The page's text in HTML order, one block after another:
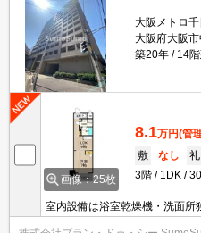
大阪メトロ
大阪府大阪
築20年
14
画像：25枚
8.1万円(管
敷
なし 礼
3階
1DK
室内設備は浴室乾燥機・洗面所